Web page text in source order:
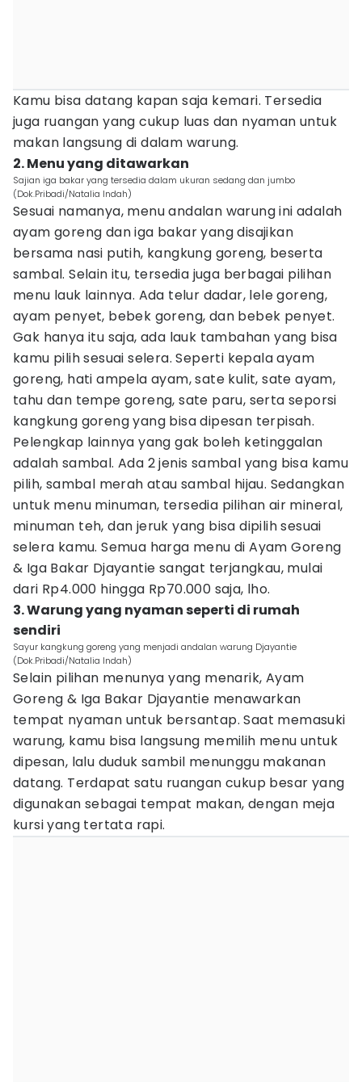
Kamu bisa datang kapan saja kemari. Tersedia
juga ruangan yang cukup luas dan nyaman untuk
makan langsung di dalam warung.
2. Menu yang ditawarkan
Sajian iga bakar yang tersedia dalam ukuran sedang dan jumbo
(Dok.Pribadi/Natalia Indah)
Sesuai namanya, menu andalan warung ini adalah
ayam goreng dan iga bakar yang disajikan
bersama nasi putih, kangkung goreng, beserta
sambal. Selain itu, tersedia juga berbagai pilihan
menu lauk lainnya. Ada telur dadar, lele goreng,
ayam penyet, bebek goreng, dan bebek penyet.
Gak hanya itu saja, ada lauk tambahan yang bisa
kamu pilih sesuai selera. Seperti kepala ayam
goreng, hati ampela ayam, sate kulit, sate ayam,
tahu dan tempe goreng, sate paru, serta seporsi
kangkung goreng yang bisa dipesan terpisah.
Pelengkap lainnya yang gak boleh ketinggalan
adalah sambal. Ada 2 jenis sambal yang bisa kamu
pilih, sambal merah atau sambal hijau. Sedangkan
untuk menu minuman, tersedia pilihan air mineral,
minuman teh, dan jeruk yang bisa dipilih sesuai
selera kamu. Semua harga menu di Ayam Goreng
& Iga Bakar Djayantie sangat terjangkau, mulai
dari Rp4.000 hingga Rp70.000 saja, lho.
3. Warung yang nyaman seperti di rumah
sendiri
Sayur kangkung goreng yang menjadi andalan warung Djayantie
(Dok.Pribadi/Natalia Indah)
Selain pilihan menunya yang menarik, Ayam
Goreng & Iga Bakar Djayantie menawarkan
tempat nyaman untuk bersantap. Saat memasuki
warung, kamu bisa langsung memilih menu untuk
dipesan, lalu duduk sambil menunggu makanan
datang. Terdapat satu ruangan cukup besar yang
digunakan sebagai tempat makan, dengan meja
kursi yang tertata rapi.